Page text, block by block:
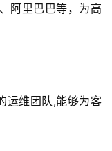
阿里巴巴等，为高
运维团队,能够为客